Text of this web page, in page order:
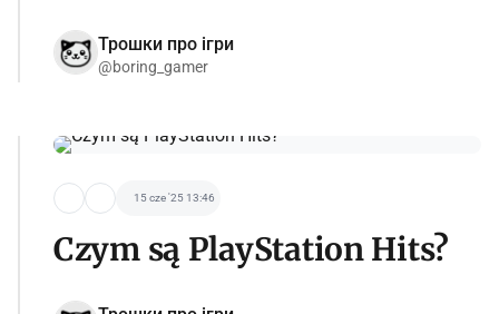
Трошки про ігри
@boring_gamer
15 cze '25 13:46
Czym są PlayStation Hits?